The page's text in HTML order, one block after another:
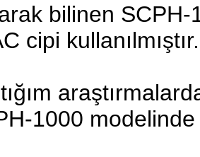
bilinen
cipi
1000 modelinde